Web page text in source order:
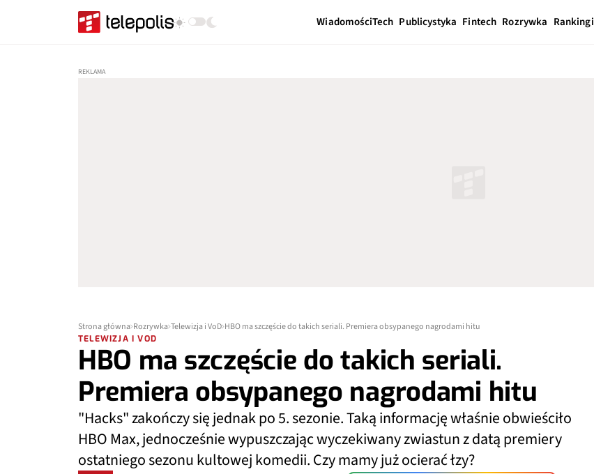
WiadomościTech Publicystyka Fintech Rozrywka Rankingi
Strona główna Rozrywka Telewizja i VoD HBO ma szczęście do takich seriali. Premiera obsypanego nagrodami hitu
TELEWIZJA I VOD
HBO ma szczęście do takich seriali.
Premiera obsypanego nagrodami hitu
"Hacks" zakończy się jednak po 5. sezonie. Taką informację właśnie obwieściło
HBO Max, jednocześnie wypuszczając wyczekiwany zwiastun z datą premiery
ostatniego sezonu kultowej komedii. Czy mamy już ocierać łzy?